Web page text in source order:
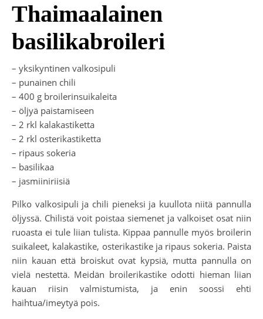
Thaimaalainen
basilikabroileri
– yksikyntinen valkosipuli
– punainen chili
– 400 g broilerinsuikaleita
– öljyä paistamiseen
– 2 rkl kalakastiketta
– 2 rkl osterikastiketta
– ripaus sokeria
– basilikaa
– jasmiiniriisiä
Pilko valkosipuli ja chili pieneksi ja kuullota niitä pannulla
öljyssä. Chilistä voit poistaa siemenet ja valkoiset osat niin
ruoasta ei tule liian tulista. Kippaa pannulle myös broilerin
suikaleet, kalakastike, osterikastike ja ripaus sokeria. Paista
niin kauan että broiskut ovat kypsiä, mutta pannulla on
vielä nestettä. Meidän broilerikastike odotti hieman liian
kauan riisin valmistumista, ja enin soossi ehti
haihtua/imeytyä pois.